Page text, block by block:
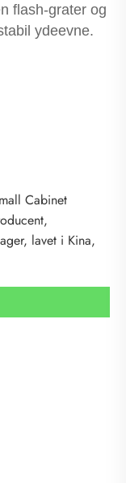
flash-grater og
ydeevne.
Cabinet
lavet i Kina,